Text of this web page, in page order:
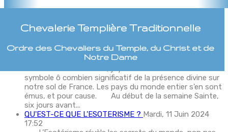
Chevalerie Templière Traditionnelle
Ordre des Chevaliers du Temple, du Christ et de
Notre Dame
Derniers Articles
Mardi, 11 Juin 2024 17:59
Il y a quatre ans, le 15 Avril 2019 brûlait à Paris la
symbole ô combien significatif de la présence divine sur
notre sol de France. Les pays du monde entier s’en sont
émus, et pour cause. Au début de la semaine Sainte,
six jours avant...
QU'EST-CE QUE L'ESOTERISME ? Mardi, 11 Juin 2024
17:52